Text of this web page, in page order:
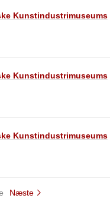
Kunstindustrimuseums
Kunstindustrimuseums
Kunstindustrimuseums
Næste